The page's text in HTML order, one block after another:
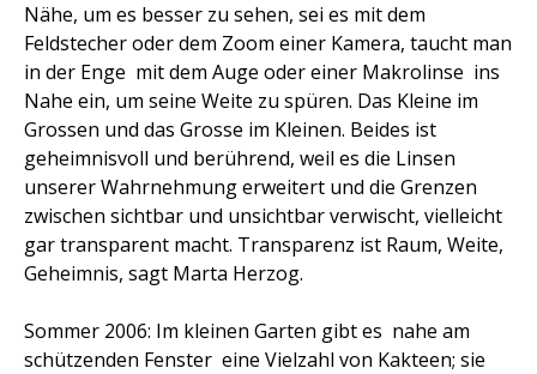
Nähe, um es besser zu sehen, sei es mit dem
Feldstecher oder dem Zoom einer Kamera, taucht man
in der Enge  mit dem Auge oder einer Makrolinse  ins
Nahe ein, um seine Weite zu spüren. Das Kleine im
Grossen und das Grosse im Kleinen. Beides ist
geheimnisvoll und berührend, weil es die Linsen
unserer Wahrnehmung erweitert und die Grenzen
zwischen sichtbar und unsichtbar verwischt, vielleicht
gar transparent macht. Transparenz ist Raum, Weite,
Geheimnis, sagt Marta Herzog.
Sommer 2006: Im kleinen Garten gibt es  nahe am
schützenden Fenster  eine Vielzahl von Kakteen; sie